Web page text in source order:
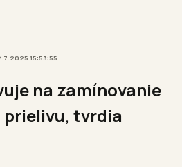
15:53:55
na zamínovanie
prielivu, tvrdia